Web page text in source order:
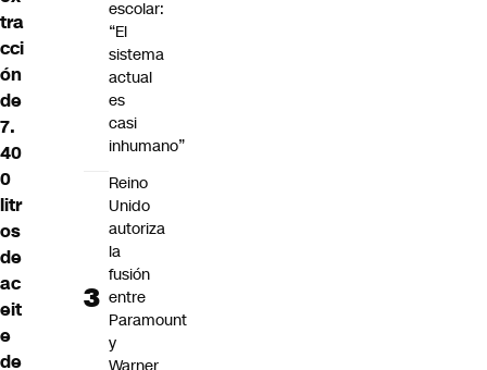
tra
cci
ón
de
7.
40
0
litr
os
de
ac
eit
e
de
escolar:
“El
sistema
actual
es
casi
inhumano”
Reino
Unido
autoriza
la
fusión
entre
Paramount
y
Warner